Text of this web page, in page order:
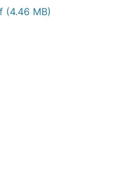
(4.46 MB)